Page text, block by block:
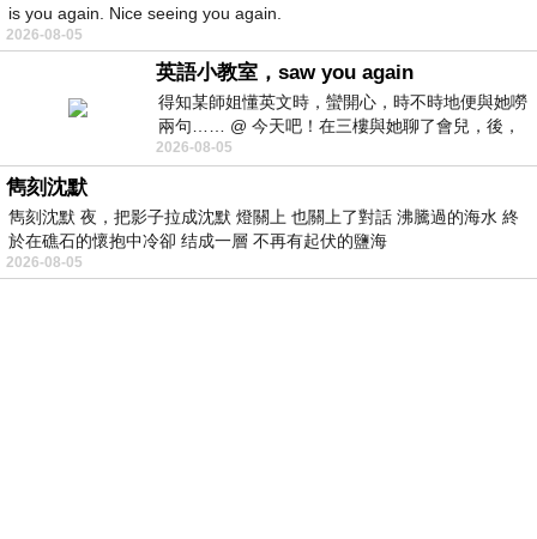
is you again. Nice seeing you again.
2026-08-05
英語小教室，saw you again
得知某師姐懂英文時，蠻開心，時不時地便與她嘮
兩句…… @ 今天吧！在三樓與她聊了會兒，後，
下二樓居然又撞到她，於是
2026-08-05
雋刻沈默
雋刻沈默 夜，把影子拉成沈默 燈關上 也關上了對話 沸騰過的海水 終
於在礁石的懷抱中冷卻 结成一層 不再有起伏的鹽海
2026-08-05